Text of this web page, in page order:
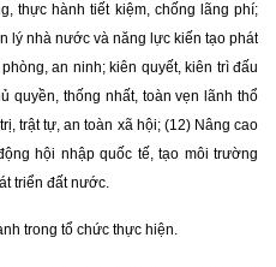
thực hành tiết kiệm, chống lãng phí;
lý nhà nước và năng lực kiến tạo phát
an ninh; kiên quyết, kiên trì đấu
quyền, thống nhất, toàn vẹn lãnh thổ
trật tự, an toàn xã hội; (12) Nâng cao
hội nhập quốc tế, tạo môi trường
triển đất nước.
trong tổ chức thực hiện.